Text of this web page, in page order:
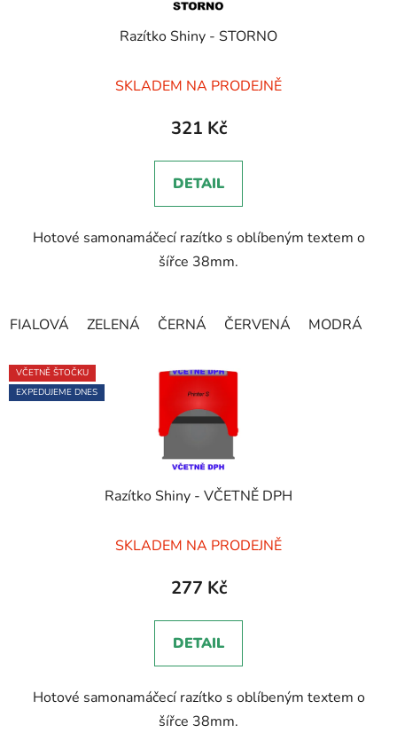
Razítko Shiny - STORNO
hodnocení
produktu
5,0
z
hvězdiček.
SKLADEM NA PRODEJNĚ
321 Kč
DETAIL
Hotové samonamáčecí razítko s oblíbeným textem o
šířce 38mm.
FIALOVÁ ZELENÁ ČERNÁ ČERVENÁ MODRÁ
VČETNĚ ŠTOČKU
EXPEDUJEME DNES
Razítko Shiny - VČETNĚ DPH
hodnocení
produktu
5,0
z
hvězdiček.
SKLADEM NA PRODEJNĚ
277 Kč
DETAIL
Hotové samonamáčecí razítko s oblíbeným textem o
šířce 38mm.